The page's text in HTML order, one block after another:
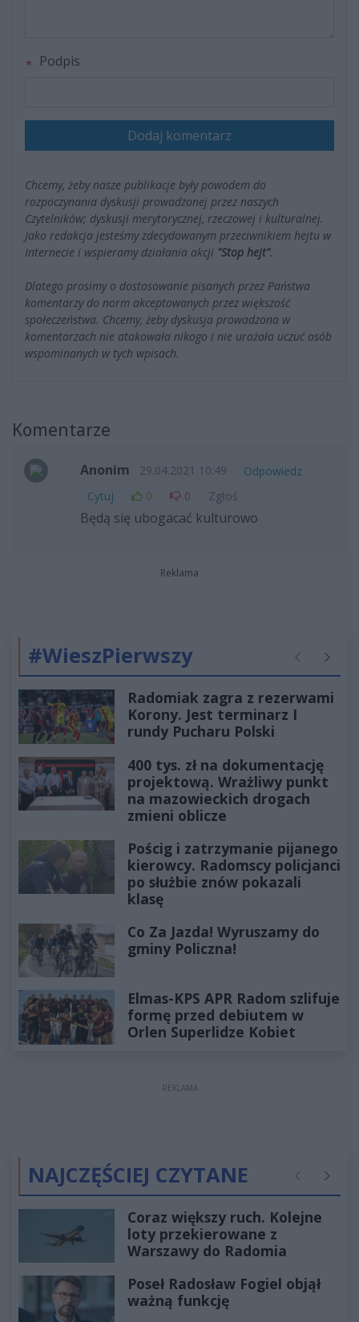
Podpis
Dodaj komentarz
Chcemy, żeby nasze publikacje były powodem do
rozpoczynania dyskusji prowadzonej przez naszych
Czytelników; dyskusji merytorycznej, rzeczowej i kulturalnej.
Jako redakcja jesteśmy zdecydowanym przeciwnikiem hejtu w
Internecie i wspieramy działania akcji "Stop hejt".
Dlatego prosimy o dostosowanie pisanych przez Państwa
komentarzy do norm akceptowanych przez większość
społeczeństwa. Chcemy, żeby dyskusja prowadzona w
komentarzach nie atakowała nikogo i nie urażała uczuć osób
wspominanych w tych wpisach.
Komentarze
Anonim 29.04.2021 10:49
Odpowiedz
Cytuj
0 0 Zgłoś
Będą się ubogacać kulturowo
Reklama
#WieszPierwszy Poprzednie
Radomiak zagra z rezerwami
Korony. Jest terminarz I
rundy Pucharu Polski
400 tys. zł na dokumentację
projektową. Wrażliwy punkt
na mazowieckich drogach
zmieni oblicze
Pościg i zatrzymanie pijanego
kierowcy. Radomscy policjanci
po służbie znów pokazali
klasę
Co Za Jazda! Wyruszamy do
gminy Policzna!
Elmas-KPS APR Radom szlifuje
formę przed debiutem w
Orlen Superlidze Kobiet
REKLAMA
NAJCZĘŚCIEJ CZYTANE Poprzednie
Coraz większy ruch. Kolejne
loty przekierowane z
Warszawy do Radomia
Poseł Radosław Fogiel objął
ważną funkcję